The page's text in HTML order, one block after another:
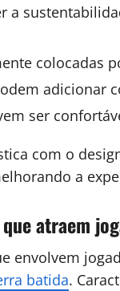
a
colocadas
adicionar
ser
com o
a
atraem
envolvem
batida.